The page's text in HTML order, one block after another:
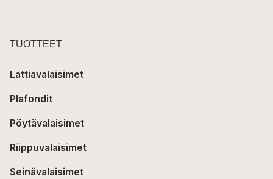
TUOTTEET
Lattiavalaisimet
Plafondit
Pöytävalaisimet
Riippuvalaisimet
Seinävalaisimet